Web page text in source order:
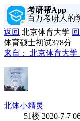
考研帮App
百万考研人的
返回 北京体育大学
体育硕士初试378分
来自：
北京体育大学
北体小精灵
51楼 2020-7-7